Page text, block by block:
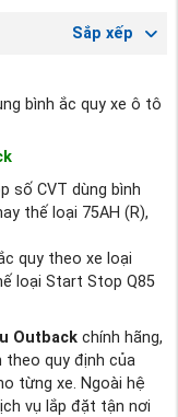
Sắp xếp
bình ắc quy xe ô tô
số CVT dùng bình
thế loại 75AH (R),
quy theo xe loại
loại Start Stop Q85
Outback chính hãng,
theo quy định của
từng xe. Ngoài hệ
vụ lắp đặt tận nơi